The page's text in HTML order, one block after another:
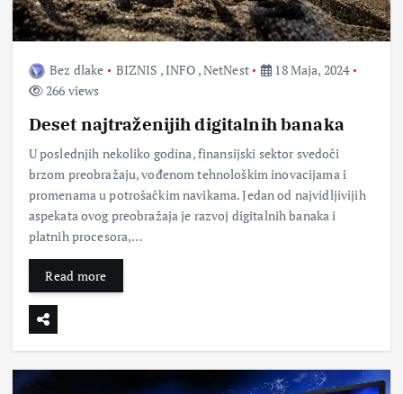
Bez dlake BIZNIS ,INFO ,NetNest
18 Maja, 2024
266 views
Deset najtraženijih digitalnih banaka
U poslednjih nekoliko godina, finansijski sektor svedoči
brzom preobražaju, vođenom tehnološkim inovacijama i
promenama u potrošačkim navikama. Jedan od najvidljivijih
aspekata ovog preobražaja je razvoj digitalnih banaka i
platnih procesora,…
Read more